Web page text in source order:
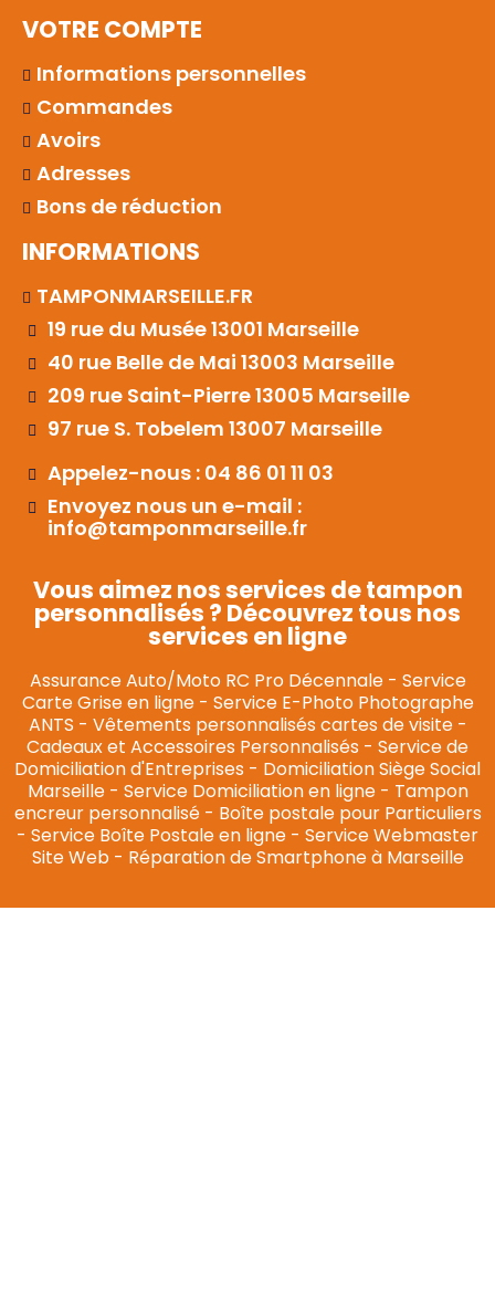
VOTRE COMPTE
Informations personnelles
Commandes
Avoirs
Adresses
Bons de réduction
INFORMATIONS
TAMPONMARSEILLE.FR
19 rue du Musée 13001 Marseille
40 rue Belle de Mai 13003 Marseille
209 rue Saint-Pierre 13005 Marseille
97 rue S. Tobelem 13007 Marseille
Appelez-nous : 04 86 01 11 03
Envoyez nous un e-mail :
info@tamponmarseille.fr
Vous aimez nos services de tampon
personnalisés ? Découvrez tous nos
services en ligne
Assurance Auto/Moto RC Pro Décennale- Service
Carte Grise en ligne- Service E-Photo Photographe
ANTS - Vêtements personnalisés cartes de visite-
Cadeaux et Accessoires Personnalisés - Service de
Domiciliation d'Entreprises - Domiciliation Siège Social
Marseille- Service Domiciliation en ligne- Tampon
encreur personnalisé- Boîte postale pour Particuliers
- Service Boîte Postale en ligne - Service Webmaster
Site Web- Réparation de Smartphone à Marseille